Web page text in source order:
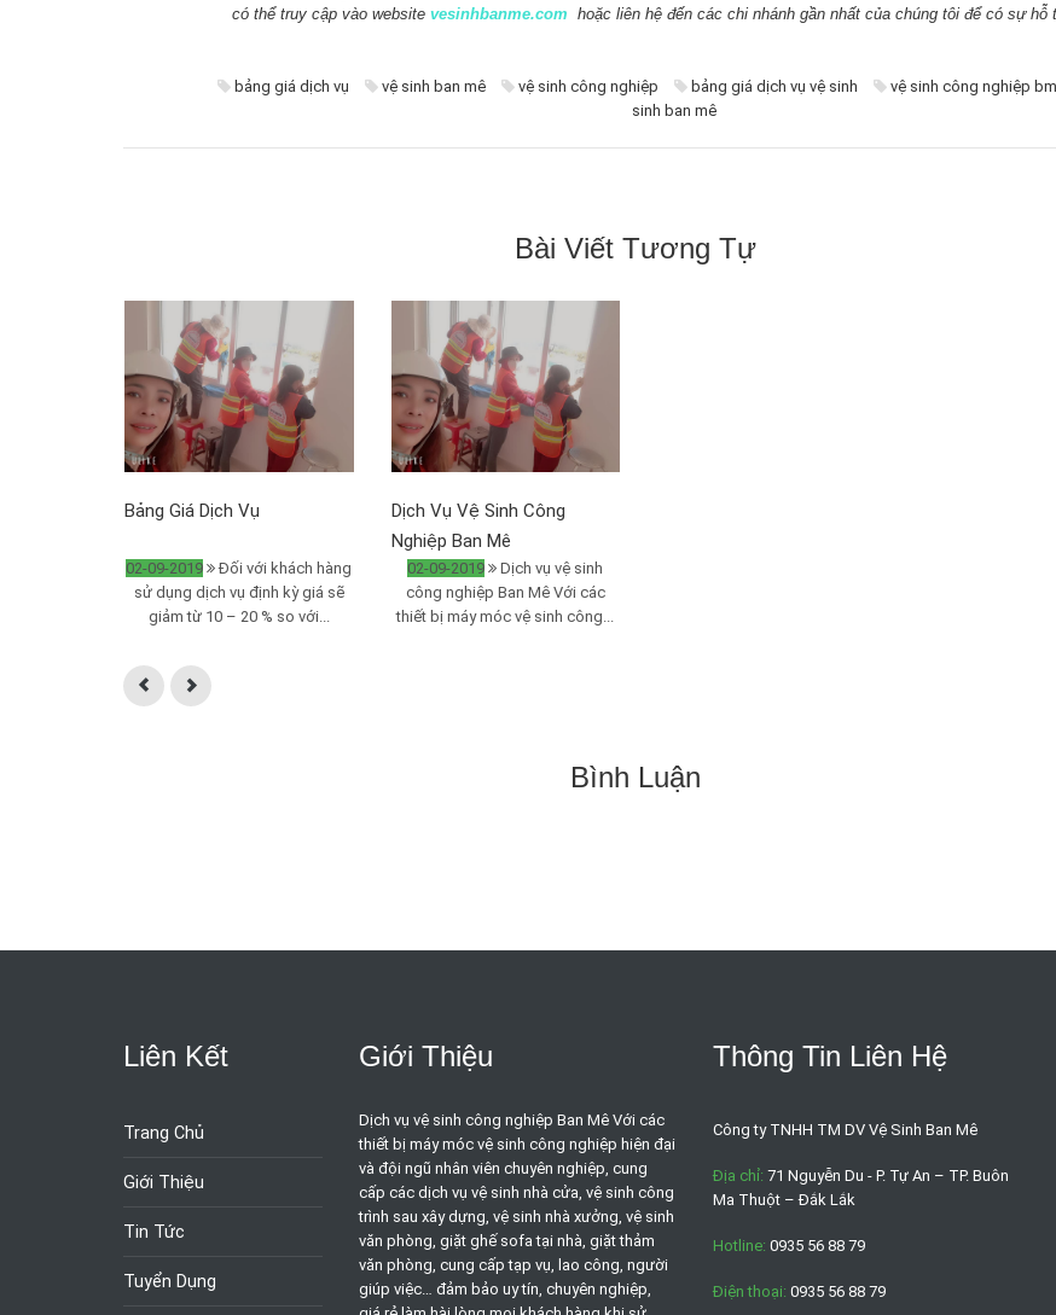
có thể truy cập vào website vesinhbanme.com hoặc liên hệ đến các chi nhánh gần nhất của chúng tôi để có sự hỗ
bảng giá dịch vụ vệ sinh ban mê vệ sinh công nghiệp bảng giá dịch vụ vệ sinh vệ sinh công nghiệp
sinh ban mê
Bài Viết Tương Tự
Bảng Giá Dịch Vụ
02-09-2019
Đối với khách hàng
sử dụng dịch vụ định kỳ giá sẽ
giảm từ 10 – 20 % so với...
Dịch Vụ Vệ Sinh Công
Nghiệp Ban Mê
02-09-2019
Dịch vụ vệ sinh
công nghiệp Ban Mê Với các
thiết bị máy móc vệ sinh công...
Bình Luận
Liên Kết
Trang Chủ
Giới Thiệu
Tin Tức
Tuyển Dụng
Giới Thiệu
Dịch vụ vệ sinh công nghiệp Ban Mê Với các
thiết bị máy móc vệ sinh công nghiệp hiện đại
và đội ngũ nhân viên chuyên nghiệp, cung
cấp các dịch vụ vệ sinh nhà cửa, vệ sinh công
trình sau xây dựng, vệ sinh nhà xưởng, vệ sinh
văn phòng, giặt ghế sofa tại nhà, giặt thảm
văn phòng, cung cấp tạp vụ, lao công, người
giúp việc… đảm bảo uy tín, chuyên nghiệp,
Thông Tin Liên Hệ
Công ty TNHH TM DV Vệ Sinh Ban Mê
Địa chỉ: 71 Nguyễn Du - P. Tự An – TP. Buôn
Ma Thuột – Đắk Lắk
Hotline: 0935 56 88 79
Điện thoại: 0935 56 88 79